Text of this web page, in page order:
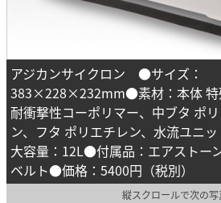
アジカンサイクロン ●サイズ：
383×228×232mm●素材：本体 特
耐衝撃性コーポリマー、中ブタ ポ
ン、フタ ポリエチレン、水流ユニ
大容量：12L●付属品：エアストーン
ベルト●価格：5400円（税別）
縦スクロールで次の写